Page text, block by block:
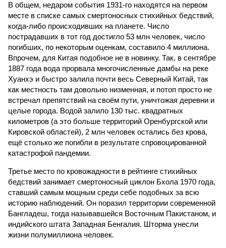
В общем, недаром события 1931-го находятся на первом
месте в списке самых смертоносных стихийных бедствий,
когда-либо происходивших на планете. Число
пострадавших в тот год достигло 53 млн человек, число
погибших, по некоторым оценкам, составило 4 миллиона.
Впрочем, для Китая подобное не в новинку. Так, в сентябре
1887 года вода прорвала многочисленные дамбы на реке
Хуанхэ и быстро залила почти весь Северный Китай, так
как местность там довольно низменная, и потоп просто не
встречал препятствий на своём пути, уничтожая деревни и
целые города. Водой залило 130 тыс. квадратных
километров (а это больше территорий Оренбургской или
Кировской областей), 2 млн человек остались без крова,
ещё столько же погибли в результате спровоцированной
катастрофой пандемии.
Третье место по кровожадности в рейтинге стихийных
бедствий занимает смертоносный циклон Бхола 1970 года,
ставший самым мощным среди себе подобных за всю
историю наблюдений. Он поразил территории современной
Бангладеш, тогда называвшейся Восточным Пакистаном, и
индийского штата Западная Бенгалия. Шторма унесли
жизни полумиллиона человек.